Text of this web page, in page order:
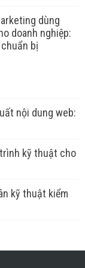
dùng
doanh nghiệp:
bị
nội dung web:
kỹ thuật cho
kỹ thuật kiểm